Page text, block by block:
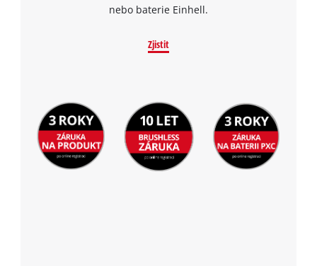
nebo baterie Einhell.
Zjistit